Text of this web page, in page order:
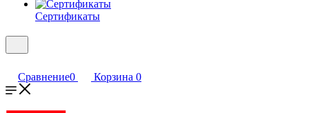
Сертификаты
Сравнение0 Корзина 0